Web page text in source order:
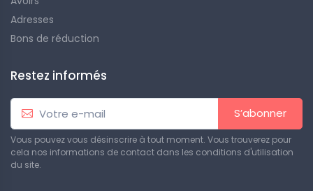
Adresses
Bons de réduction
Restez informés
S’abonner
Vous pouvez vous désinscrire à tout moment. Vous trouverez pour
cela nos informations de contact dans les conditions d'utilisation
du site.